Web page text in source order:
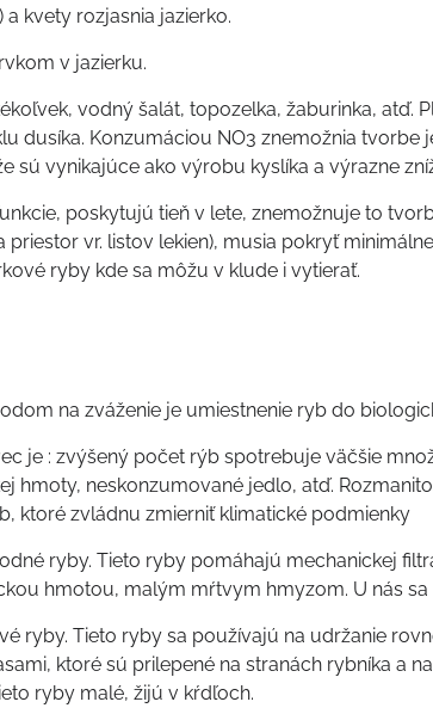
kvety rozjasnia jazierko.
v jazierku.
vodný šalát, topozelka, žaburinka, atď.
dusíka. Konzumáciou NO3 znemožnia tvorbe
sú vynikajúce ako výrobu kyslíka a výrazne
poskytujú tieň v lete, znemožnuje to
vr. listov lekien), musia pokryť
ryby kde sa môžu v klude i vytierať.
na zváženie je umiestnenie ryb do
je : zvýšený počet rýb spotrebuje väčšie
hmoty, neskonzumované jedlo, atď.
ktoré zvládnu zmierniť klimatické podmienky
ryby. Tieto ryby pomáhajú mechanickej
hmotou, malým mŕtvym hmyzom. U nás sa
ryby. Tieto ryby sa používajú na udržanie
ktoré sú prilepené na stranách rybníka a
ryby malé, žijú v kŕdľoch.